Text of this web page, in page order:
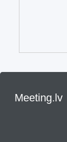
Meeting.lv